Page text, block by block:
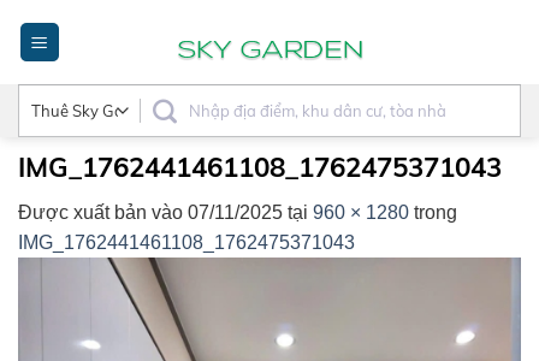
dung
IMG_1762441461108_1762475371043
Được xuất bản vào 07/11/2025 tại 960 × 1280 trong
IMG_1762441461108_1762475371043